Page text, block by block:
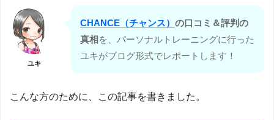
ユキ
CHANCE（チャンス） の口コミ＆評判の
真相を、パーソナルトレーニングに行った
ユキがブログ形式でレポートします！
こんな方のために、この記事を書きました。